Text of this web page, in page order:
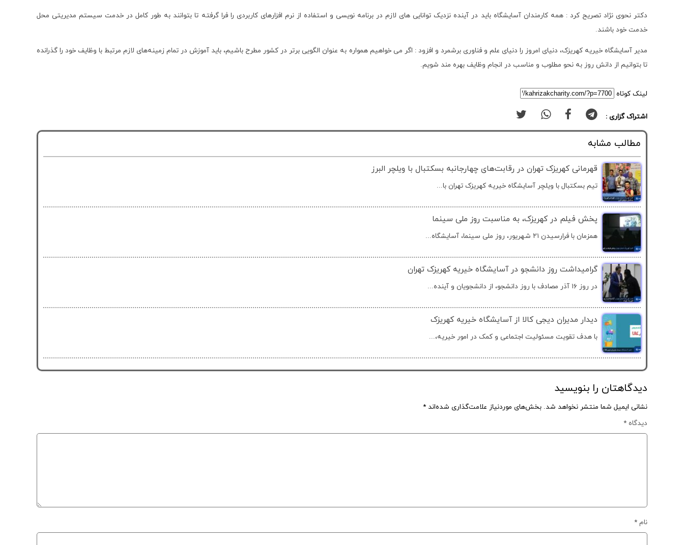
دکتر نحوی نژاد تصریح کرد : همه کارمندان آسایشگاه باید در آینده نزدیک توانایی های لازم در برنامه نویسی و استفاده از نرم افزارهای کاربردی را فرا گرفته تا بتوانند به طور کامل در خدمت سیستم مدیریتی محل
خدمت خود باشند.
مدیر آسایشگاه خیریه کهریزک، دنیای امروز را دنیای علم و فناوری برشمرد و افزود : اگر می خواهیم همواره به عنوان الگویی برتر در کشور مطرح باشیم، باید آموزش در تمام زمینه‌های لازم مرتبط با وظایف خود را گذرانده
تا بتوانیم از دانش روز به نحو مطلوب و مناسب در انجام وظایف بهره مند شویم.
لینک کوتاه
اشتراک گزاری :
مطالب مشابه
قهرمانی کهریزک تهران در رقابت‌های چهارجانبه بسکتبال با ویلچر البرز
تیم بسکتبال با ویلچر آسایشگاه خیریه کهریزک تهران با...
پخش فیلم در کهریزک، به مناسبت روز ملی سینما
همزمان با فرارسیدن ۲۱ شهریور، روز ملی سینما، آسایشگاه...
گرامیداشت روز دانشجو در آسایشگاه خیریه کهریزک تهران
در روز ۱۶ آذر مصادف با روز دانشجو، از دانشجویان و آینده...
دیدار مدیران دیجی کالا از آسایشگاه خیریه کهریزک
با هدف تقویت مسئولیت اجتماعی و کمک در امور خیریه،...
دیدگاهتان را بنویسید
نشانی ایمیل شما منتشر نخواهد شد. بخش‌های موردنیاز علامت‌گذاری شده‌اند *
دیدگاه *
نام *